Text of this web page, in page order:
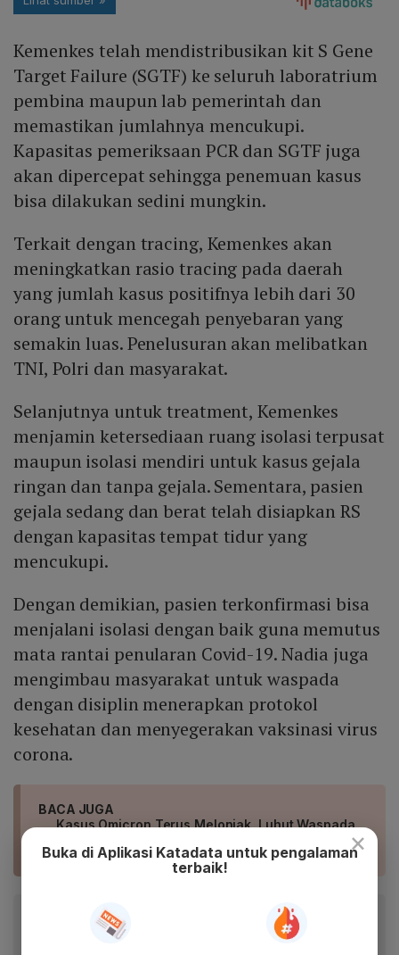
Kemenkes telah mendistribusikan kit S Gene
Target Failure (SGTF) ke seluruh laboratrium
pembina maupun lab pemerintah dan
memastikan jumlahnya mencukupi.
Kapasitas pemeriksaan PCR dan SGTF juga
akan dipercepat sehingga penemuan kasus
bisa dilakukan sedini mungkin.
Terkait dengan tracing, Kemenkes akan
meningkatkan rasio tracing pada daerah
yang jumlah kasus positifnya lebih dari 30
orang untuk mencegah penyebaran yang
semakin luas. Penelusuran akan melibatkan
TNI, Polri dan masyarakat.
Selanjutnya untuk treatment, Kemenkes
menjamin ketersediaan ruang isolasi terpusat
maupun isolasi mendiri untuk kasus gejala
ringan dan tanpa gejala. Sementara, pasien
gejala sedang dan berat telah disiapkan RS
dengan kapasitas tempat tidur yang
mencukupi.
Dengan demikian, pasien terkonfirmasi bisa
menjalani isolasi dengan baik guna memutus
mata rantai penularan Covid-19. Nadia juga
mengimbau masyarakat untuk waspada
dengan disiplin menerapkan protokol
kesehatan dan menyegerakan vaksinasi virus
corona.
BACA JUGA
Kasus Omicron Terus Melonjak, Luhut Waspada
Baca artikel ini lewat aplikasi mobile.
Dapatkan pengalaman membaca lebih nyaman dan nikmati
×
Buka di Aplikasi Katadata untuk pengalaman
terbaik!